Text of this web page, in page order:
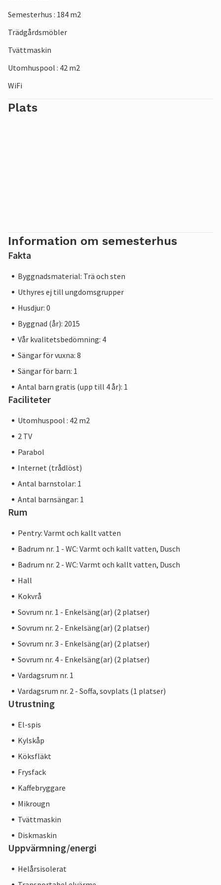
Semesterhus : 184 m2
Trädgårdsmöbler
Tvättmaskin
Utomhuspool : 42 m2
WiFi
Plats
Information om semesterhus
Fakta
Byggnadsmaterial: Trä och sten
Uthyres ej till ungdomsgrupper
Husdjur: 0
Byggnad (år): 2015
Vår kvalitetsbedömning: 4
Sängar för vuxna: 8
Sängar för barn: 1
Antal barn gratis (upp till 4 år): 1
Faciliteter
Utomhuspool : 42 m2
2 TV
Parabol
Internet (trådlöst)
Antal barnstolar: 1
Antal barnsängar: 1
Rum
Pentry: Varmt och kallt vatten
Badrum nr. 1 - WC: Varmt och kallt vatten, Dusch
Badrum nr. 2 - WC: Varmt och kallt vatten, Dusch
Hall
Kokvrå
Sovrum nr. 1 - Enkelsäng(ar) (2 platser)
Sovrum nr. 2 - Enkelsäng(ar) (2 platser)
Sovrum nr. 3 - Enkelsäng(ar) (2 platser)
Sovrum nr. 4 - Enkelsäng(ar) (2 platser)
Vardagsrum nr. 1
Vardagsrum nr. 2 - Soffa, sovplats (1 platser)
Utrustning
El-spis
Kylskåp
Köksfläkt
Frysfack
Kaffebryggare
Mikrougn
Tvättmaskin
Diskmaskin
Uppvärmning/energi
Helårsisolerat